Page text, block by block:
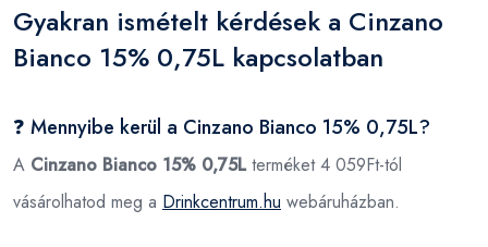
Gyakran ismételt kérdések a Cinzano
Bianco 15% 0,75L kapcsolatban
❓ Mennyibe kerül a Cinzano Bianco 15% 0,75L?
A Cinzano Bianco 15% 0,75Lterméket 4 059Ft-tól
vásárolhatod meg a Drinkcentrum.hu webáruházban.